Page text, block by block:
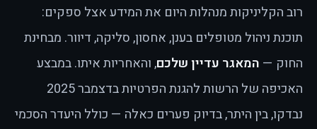
רוב הקליניקות מנהלות היום את המידע אצל ספקים:
תוכנת ניהול מטופלים בענן, אחסון, סליקה, דיוור. מבחינת
החוק — המאגר עדיין שלכם, והאחריות איתו. במבצע
האכיפה של הרשות להגנת הפרטיות בדצמבר 2025
נבדקו, בין היתר, בדיוק פערים כאלה — כולל היעדר הסכמי